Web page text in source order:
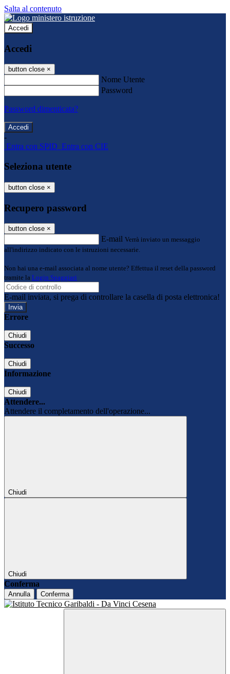
Salta al contenuto
Accedi
Accedi
button close ×
Nome Utente
Password
Password dimenticata?
-
Entra con SPID Entra con CIE
Seleziona utente
button close ×
Recupero password
button close ×
E-mail Verrà inviato un messaggio
all'indirizzo indicato con le istruzioni necessarie.
Non hai una e-mail associata al nome utente? Effettua il reset della password
tramite la Login Spaggiari
E-mail inviata, si prega di controllare la casella di posta elettronica!
Errore
Chiudi
Successo
Chiudi
Informazione
Chiudi
Attendere...
Attendere il completamento dell'operazione...
Chiudi
Chiudi
Conferma
Annulla Conferma